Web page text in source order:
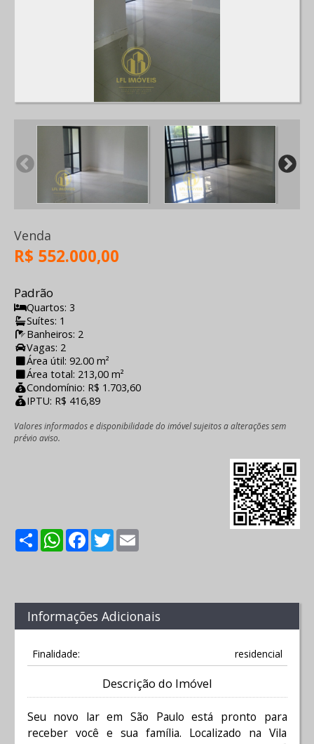
Venda
R$ 552.000,00
Padrão
Quartos: 3
Suítes: 1
Banheiros: 2
Vagas: 2
Área útil: 92.00 m²
Área total: 213,00 m²
Condomínio: R$ 1.703,60
IPTU: R$ 416,89
Valores informados e disponibilidade do imóvel sujeitos a alterações sem
prévio aviso.
ShareWhatsApp
Facebook
Twitter
Informações Adicionais
Finalidade: residencial
Descrição do Imóvel
Seu novo lar em São Paulo está pronto para
receber você e sua família. Localizado na Vila